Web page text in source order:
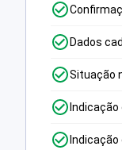
Dados
Situação